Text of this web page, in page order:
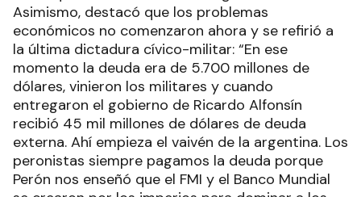
Asimismo, destacó que los problemas
económicos no comenzaron ahora y se refirió a
la última dictadura cívico-militar: “En ese
momento la deuda era de 5.700 millones de
dólares, vinieron los militares y cuando
entregaron el gobierno de Ricardo Alfonsín
recibió 45 mil millones de dólares de deuda
externa. Ahí empieza el vaivén de la argentina. Los
peronistas siempre pagamos la deuda porque
Perón nos enseñó que el FMI y el Banco Mundial